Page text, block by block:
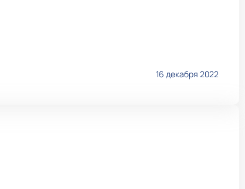
16 декабря 2022